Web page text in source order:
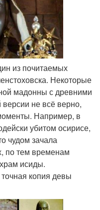
из почитаемых
Некоторые
мадонны с древними
не всё верно,
Например, в
убитом осирисе,
чудом зачала
по тем временам
исиды.
копия девы